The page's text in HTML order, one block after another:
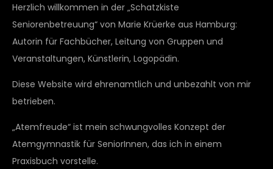
Herzlich willkommen in der „Schatzkiste
Seniorenbetreuung“ von Marie Krüerke aus Hamburg:
Autorin für Fachbücher, Leitung von Gruppen und
Veranstaltungen, Künstlerin, Logopädin.
Diese Website wird ehrenamtlich und unbezahlt von mir
betrieben.
„Atemfreude“ ist mein schwungvolles Konzept der
Atemgymnastik für SeniorInnen, das ich in einem
Praxisbuch vorstelle.